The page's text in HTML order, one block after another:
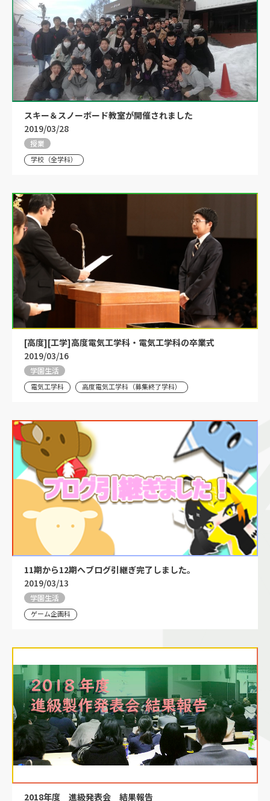
スキー＆スノーボード教室が開催されました
2019/03/28
授業
学校（全学科）
[高度][工学]高度電気工学科・電気工学科の卒業式
2019/03/16
学園生活
電気工学科 高度電気工学科（募集終了学科）
11期から12期へブログ引継ぎ完了しました。
2019/03/13
学園生活
ゲーム企画科
2018年度 進級発表会 結果報告